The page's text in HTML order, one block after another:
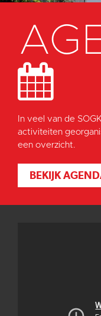
In veel van de
activiteiten
een overzicht.
BEKIJK